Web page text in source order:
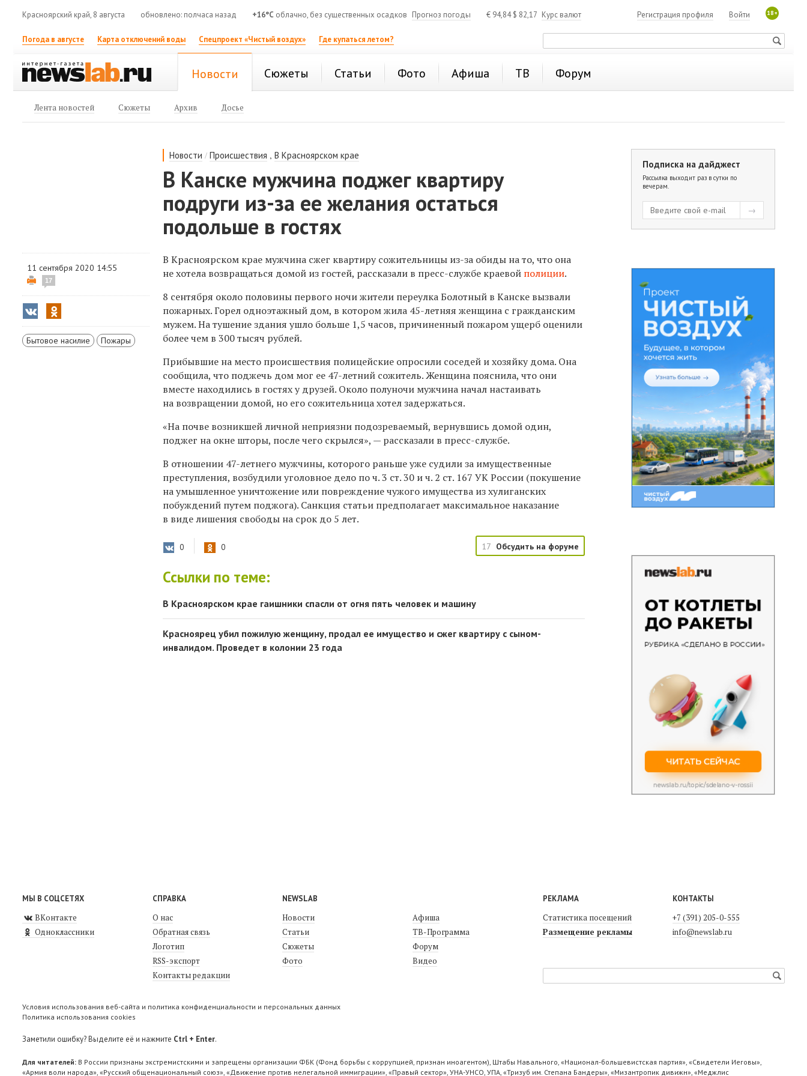
Красноярский край, 8 августа обновлено: полчаса назад +16°C облачно, без существенных осадков Прогноз погоды € 94,84$ 82,17 Курс валют 18+
Войти
Регистрация профиля
Погода в августе Карта отключений воды Спецпроект «Чистый воздух» Где купаться летом?
Новости Сюжеты Статьи Фото Афиша ТВ Форум
Лента новостей Сюжеты Архив Досье
Новости /Происшествия ,В Красноярском крае
В Канске мужчина поджег квартиру
подруги из-за ее желания остаться
подольше в гостях
11 сентября 2020 14:55
17
Бытовое насилие Пожары
В Красноярском крае мужчина сжег квартиру сожительницы из-за обиды на то, что она
не хотела возвращаться домой из гостей, рассказали в пресс-службе краевой полиции.
8 сентября около половины первого ночи жители переулка Болотный в Канске вызвали
пожарных. Горел одноэтажный дом, в котором жила 45-летняя женщина с гражданским
мужем. На тушение здания ушло больше 1,5 часов, причиненный пожаром ущерб оценили
более чем в 300 тысяч рублей.
Прибывшие на место происшествия полицейские опросили соседей и хозяйку дома. Она
сообщила, что поджечь дом мог ее 47-летний сожитель. Женщина пояснила, что они
вместе находились в гостях у друзей. Около полуночи мужчина начал настаивать
на возвращении домой, но его сожительница хотел задержаться.
«На почве возникшей личной неприязни подозреваемый, вернувшись домой один,
поджег на окне шторы, после чего скрылся», — рассказали в пресс-службе.
В отношении 47-летнего мужчины, которого раньше уже судили за имущественные
преступления, возбудили уголовное дело по ч. 3 ст. 30 и ч. 2 ст. 167 УК России (покушение
на умышленное уничтожение или повреждение чужого имущества из хулиганских
побуждений путем поджога). Санкция статьи предполагает максимальное наказание
в виде лишения свободы на срок до 5 лет.
0 0 17 Обсудить на форуме
Ссылки по теме:
В Красноярском крае гаишники спасли от огня пять человек и машину
Красноярец убил пожилую женщину, продал ее имущество и сжег квартиру с сыном-
инвалидом. Проведет в колонии 23 года
Подписка на дайджест
Рассылка выходит раз в сутки по
вечерам.
МЫ В СОЦСЕТЯХ
ВКонтакте
Одноклассники
СПРАВКА
О нас
Обратная связь
Логотип
RSS-экспорт
Контакты редакции
NEWSLAB
Новости
Статьи
Сюжеты
Фото
Афиша
ТВ-Программа
Форум
Видео
РЕКЛАМА
Статистика посещений
Размещение рекламы
КОНТАКТЫ
+7 (391) 205-0-555
info@newslab.ru
Условия использования веб-сайта и политика конфиденциальности и персональных данных
Политика использования cookies
Заметили ошибку? Выделите её и нажмите Ctrl + Enter.
Для читателей: В России признаны экстремистскими и запрещены организации ФБК (Фонд борьбы с коррупцией, признан иноагентом), Штабы Навального, «Национал-большевистская партия», «Свидетели Иеговы»,
«Армия воли народа», «Русский общенациональный союз», «Движение против нелегальной иммиграции», «Правый сектор», УНА-УНСО, УПА, «Тризуб им. Степана Бандеры», «Мизантропик дивижн», «Меджлис